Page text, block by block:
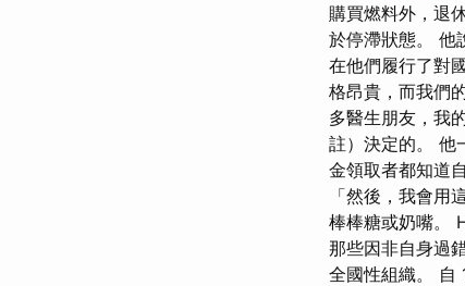
購買燃料外，退
於停滯狀態。 他
在他們履行了對
格昂貴，而我們
多醫生朋友，我
註）決定的。 他
金領取者都知道
「然後，我會
棒棒糖或奶嘴。
那些因非自身過
全國性組織。 自